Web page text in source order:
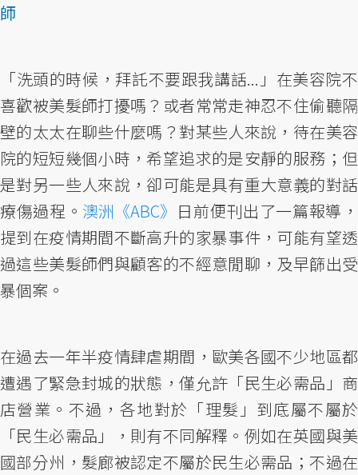
師
「洗頭的時候，拜託不要跟我講話...」在美容院不
喜歡被美髮師打擾嗎？或者常常走神忍不住偷聽隔
壁的太太在聊些什麼嗎？對某些人來說，待在美容
院的短短幾個小時，希望追求的是安靜的服務；但
是對另一些人來說，卻可能是具有重大意義的對話
療傷過程。 澳洲《ABC》 日前便刊出了一篇報導，
提到在疫情期間不斷高升的家暴事件，可能有望透
過這些美髮師們與顧客的不經意閒聊，及早篩出受
暴個案。
在過去一年半疫情肆虐期間，歐美各國不少地區都
遭遇了緊急封城的狀態，僅允許「民生必需品」商
店營業。不過，各地對於「理髮」到底屬不屬於
「民生必需品」，則有不同解釋。例如在英國與美
國部分州，髮廊被認定不屬於民生必需品；不過在